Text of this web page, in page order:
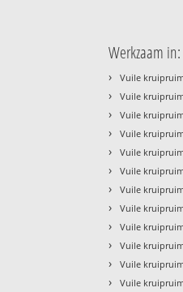
Werkzaam in:
› Vuile
› Vuile
› Vuile
› Vuile
› Vuile
› Vuile
› Vuile
› Vuile
› Vuile
› Vuile
› Vuile
› Vuile